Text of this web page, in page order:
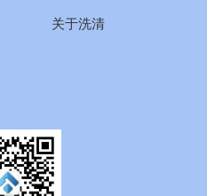
关于洗清